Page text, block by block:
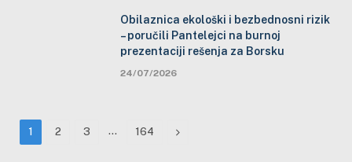
Obilaznica ekološki i bezbednosni rizik
– poručili Pantelejci na burnoj
prezentaciji rešenja za Borsku
24/07/2026
1 2 3 … 164 Next